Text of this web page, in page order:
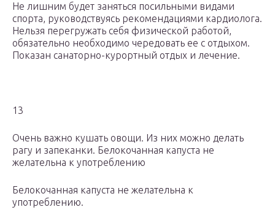
Не лишним будет заняться посильными видами
спорта, руководствуясь рекомендациями кардиолога.
Нельзя перегружать себя физической работой,
обязательно необходимо чередовать ее с отдыхом.
Показан санаторно-курортный отдых и лечение.
13
Очень важно кушать овощи. Из них можно делать
рагу и запеканки. Белокочанная капуста не
желательна к употреблению
Белокочанная капуста не желательна к
употреблению.